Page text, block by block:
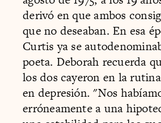
derivó en que ambos
que no deseaban. En esa
Curtis ya se
poeta. Deborah recuerda
los dos cayeron en la
en depresión. "Nos
erróneamente a una